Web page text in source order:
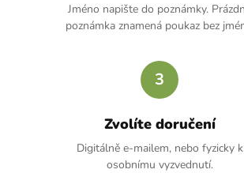
Jméno napište do poznámky.
poznámka znamená poukaz bez
3
Zvolíte doručení
Digitálně e-mailem, nebo fyzicky k
osobnímu vyzvednutí.